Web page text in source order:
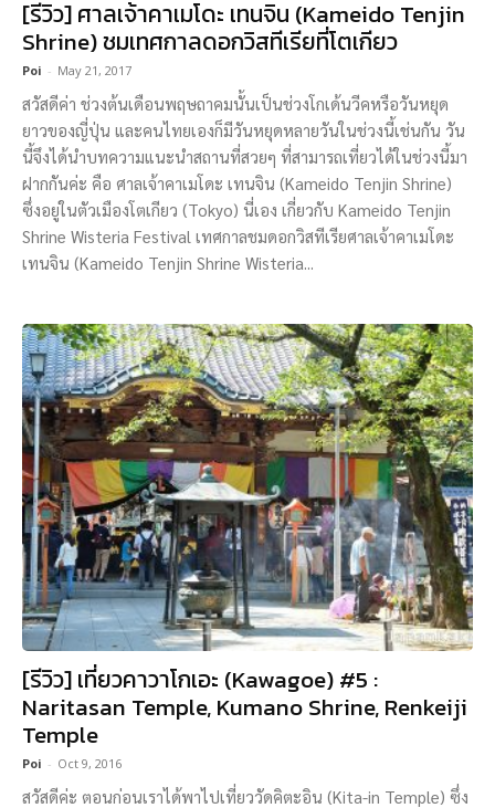
[รีวิว] ศาลเจ้าคาเมโดะ เทนจิน (Kameido Tenjin
Shrine) ชมเทศกาลดอกวิสทีเรียที่โตเกียว
Poi - May 21, 2017
สวัสดีค่า ช่วงต้นเดือนพฤษถาคมนั้นเป็นช่วงโกเด้นวีคหรือวันหยุด
ยาวของญี่ปุ่น และคนไทยเองก็มีวันหยุดหลายวันในช่วงนี้เช่นกัน วัน
นี้จึงได้นำบทความแนะนำสถานที่สวยๆ ที่สามารถเที่ยวได้ในช่วงนี้มา
ฝากกันค่ะ คือ ศาลเจ้าคาเมโดะ เทนจิน (Kameido Tenjin Shrine)
ซึ่งอยู่ในตัวเมืองโตเกียว (Tokyo) นี่เอง เกี่ยวกับ Kameido Tenjin
Shrine Wisteria Festival เทศกาลชมดอกวิสทีเรียศาลเจ้าคาเมโดะ
เทนจิน (Kameido Tenjin Shrine Wisteria...
[รีวิว] เที่ยวคาวาโกเอะ (Kawagoe) #5 :
Naritasan Temple, Kumano Shrine, Renkeiji
Temple
Poi - Oct 9, 2016
สวัสดีค่ะ ตอนก่อนเราได้พาไปเที่ยววัดคิตะอิน (Kita-in Temple) ซึ่ง